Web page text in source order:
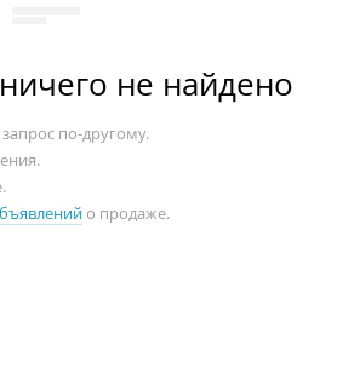
не найдено
по-другому.
о продаже.